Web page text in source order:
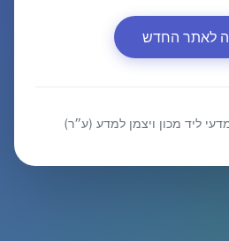
לאתר החדש
מדעי ליד מכון ויצמן למדע (ע״ר)